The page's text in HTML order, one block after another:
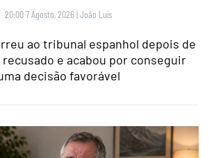
20:00 7 Agosto, 2026 |João Luís
ao tribunal espanhol depois de
e acabou por conseguir
decisão favorável